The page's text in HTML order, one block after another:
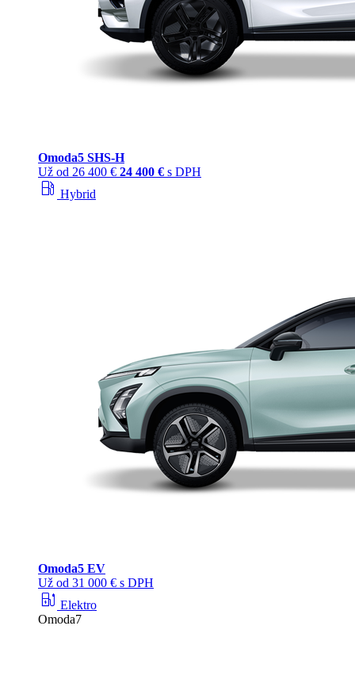
Omoda5 SHS‑H
Už od 26 400 € 24 400 € s DPH
local_gas_station Hybrid
Omoda5 EV
Už od 31 000 € s DPH
ev_station Elektro
Omoda7